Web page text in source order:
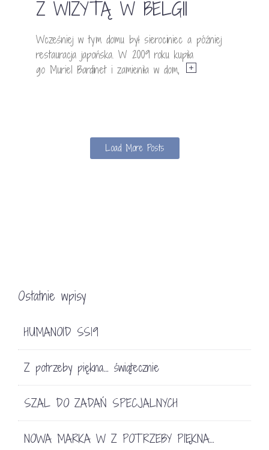
Z WIZYTĄ W BELGII
Wcześniej w tym domu był sierociniec a później
restauracja japońska. W 2009 roku kupiła
go Muriel Bardinet i zamieniła w dom,
Load More Posts
Ostatnie wpisy
HUMANOID SS19
Z potrzeby piękna… świątecznie
SZAL DO ZADAŃ SPECJALNYCH
NOWA MARKA W Z POTRZEBY PIĘKNA…